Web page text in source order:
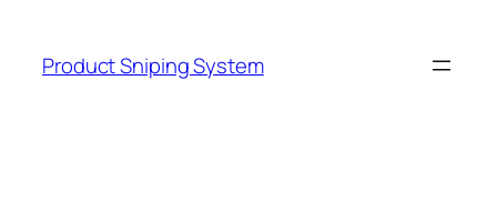
content
Product Sniping System